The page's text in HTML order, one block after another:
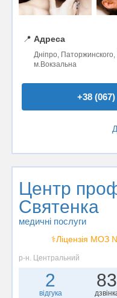
📍 Адреса
Дніпро, Паторжинского,
м.Вокзальна
+38 (067)
Центр
Святенка
медичні послуги
⚕️Ліцензія
р-н. Центральний
2
відгука
83